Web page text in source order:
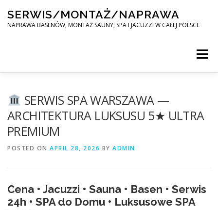
content
SERWIS/MONTAŻ/NAPRAWA
NAPRAWA BASENÓW, MONTAŻ SAUNY, SPA I JACUZZI W CAŁEJ POLSCE
Menu
MONTAŻ SAUNY, SPA, JACUZI W CAŁEJ POLSCE
SERWIS SPA WARSZAWA —
ARCHITEKTURA LUKSUSU 5★ ULTRA
PREMIUM
POSTED ON APRIL 28, 2026 BY ADMIN
Cena • Jacuzzi • Sauna • Basen • Serwis
24h • SPA do Domu • Luksusowe SPA